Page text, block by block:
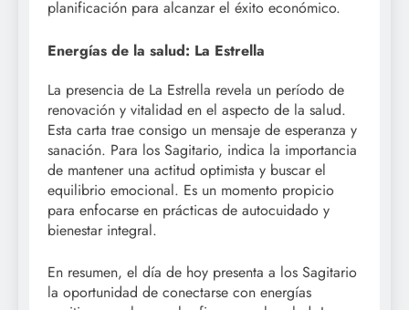
planificación para alcanzar el éxito económico.
Energías de la salud: La Estrella
La presencia de La Estrella revela un período de
renovación y vitalidad en el aspecto de la salud.
Esta carta trae consigo un mensaje de esperanza y
sanación. Para los Sagitario, indica la importancia
de mantener una actitud optimista y buscar el
equilibrio emocional. Es un momento propicio
para enfocarse en prácticas de autocuidado y
bienestar integral.
En resumen, el día de hoy presenta a los Sagitario
la oportunidad de conectarse con energías